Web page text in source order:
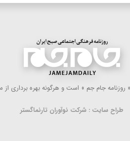
جام جم » است و هرگونه بهره ‌برداری از
طراح سایت : شرکت نوآوران تارنماگستر